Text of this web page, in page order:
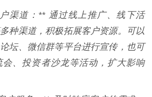
渠道：** 通过线上推广、线下活
种渠道，积极拓展客户资源。可以
坛、微信群等平台进行宣传，也可
会、投资者沙龙等活动，扩大影响